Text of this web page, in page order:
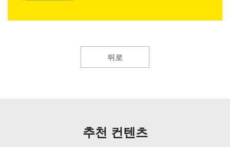
뒤로
추천 컨텐츠